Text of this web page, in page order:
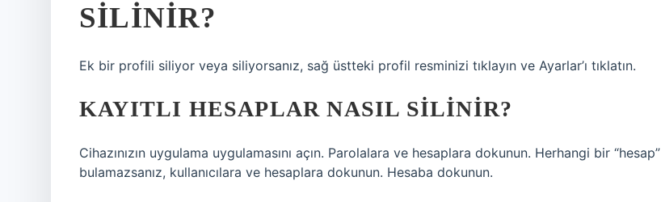
SILINIR?
Ek bir profili siliyor veya siliyorsanız, sağ üstteki profil resminizi tıklayın ve Ayarlar’ı tıklatın.
KAYITLI HESAPLAR NASIL SILINIR?
Cihazınızın uygulama uygulamasını açın. Parolalara ve hesaplara dokunun. Herhangi bir “hesap”
bulamazsanız, kullanıcılara ve hesaplara dokunun. Hesaba dokunun.